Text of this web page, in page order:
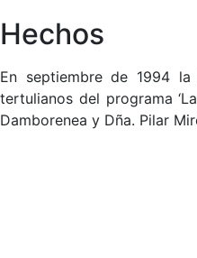
Hechos
En septiembre de 1994 la
tertulianos del programa
Damborenea y Dña. Pilar